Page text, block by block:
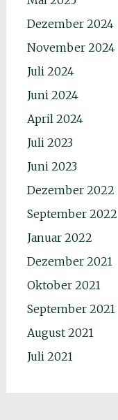
Dezember 2024
November 2024
Juli 2024
Juni 2024
April 2024
Juli 2023
Juni 2023
Dezember 2022
September 2022
Januar 2022
Dezember 2021
Oktober 2021
September 2021
August 2021
Juli 2021